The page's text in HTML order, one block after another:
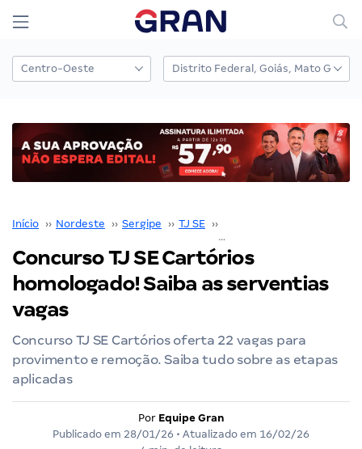
Início ›› Nordeste ›› Sergipe ›› TJ SE ››
Concurso TJ SE Cartórios
homologado! Saiba as serventias
vagas
Concurso TJ SE Cartórios oferta 22 vagas para
provimento e remoção. Saiba tudo sobre as etapas
aplicadas
Por Equipe Gran
Publicado em 28/01/26 • Atualizado em 16/02/26